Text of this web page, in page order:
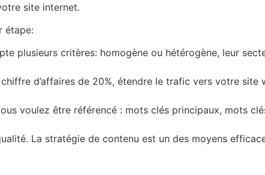
site internet.
étape:
plusieurs critères: homogène ou hétérogène, leur
d’affaires de 20%, étendre le trafic vers votre
voulez être référencé : mots clés principaux, mots
La stratégie de contenu est un des moyens